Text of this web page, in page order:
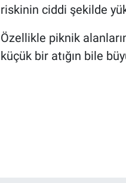
riskinin ciddi şekilde
Özellikle piknik
küçük bir atığın bile